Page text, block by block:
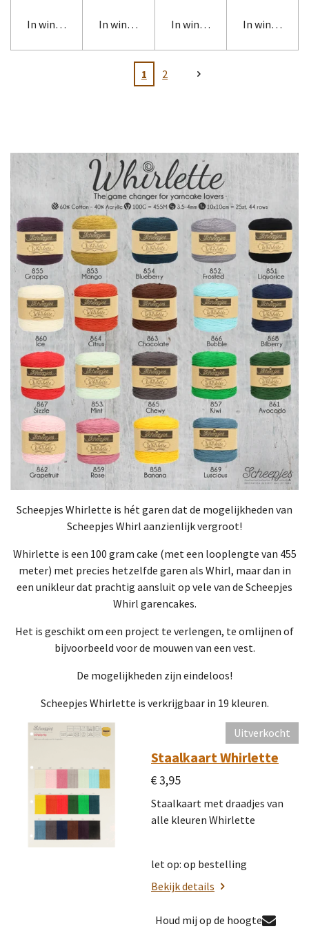
In winkelwagenIn winkelwagenIn winkelwagenIn
1 2
Scheepjes Whirlette is hét garen dat de mogelijkheden van
Scheepjes Whirl aanzienlijk vergroot!
Whirlette is een 100 gram cake (met een looplengte van 455
meter) met precies hetzelfde garen als Whirl, maar dan in
een unikleur dat prachtig aansluit op vele van de Scheepjes
Whirl garencakes.
Het is geschikt om een project te verlengen, te omlijnen of
bijvoorbeeld voor de mouwen van een vest.
De mogelijkheden zijn eindeloos!
Scheepjes Whirlette is verkrijgbaar in 19 kleuren.
Uitverkocht
Staalkaart Whirlette
€ 3,95
Staalkaart met draadjes van
alle kleuren Whirlette
let op: op bestelling
Bekijk details
Houd mij op de hoogte